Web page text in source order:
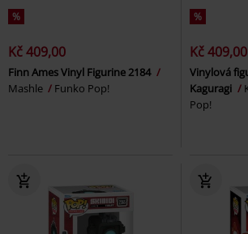
%
Kč 409,00
Finn Ames Vinyl Figurine 2184
Mashle
Funko Pop!
%
Kč 409,00
Vinylová
Kaguragi
Pop!